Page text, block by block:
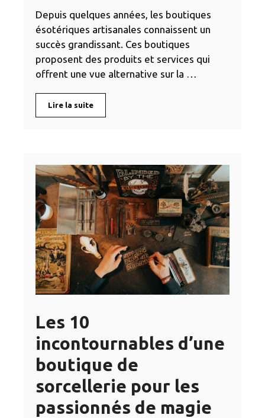
Depuis quelques années, les boutiques
ésotériques artisanales connaissent un
succès grandissant. Ces boutiques
proposent des produits et services qui
offrent une vue alternative sur la …
Lire la suite
Les 10
incontournables d’une
boutique de
sorcellerie pour les
passionnés de magie